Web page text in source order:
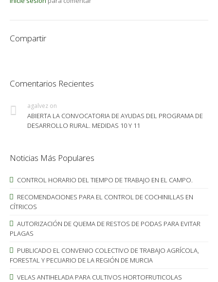
Compartir
Comentarios Recientes
agalvez on
ABIERTA LA CONVOCATORIA DE AYUDAS DEL PROGRAMA DE
DESARROLLO RURAL. MEDIDAS 10 Y 11
Noticias Más Populares
CONTROL HORARIO DEL TIEMPO DE TRABAJO EN EL CAMPO.
RECOMENDACIONES PARA EL CONTROL DE COCHINILLAS EN
CÍTRICOS
AUTORIZACIÓN DE QUEMA DE RESTOS DE PODAS PARA EVITAR
PLAGAS
PUBLICADO EL CONVENIO COLECTIVO DE TRABAJO AGRÍCOLA,
FORESTAL Y PECUARIO DE LA REGIÓN DE MURCIA
VELAS ANTIHELADA PARA CULTIVOS HORTOFRUTICOLAS